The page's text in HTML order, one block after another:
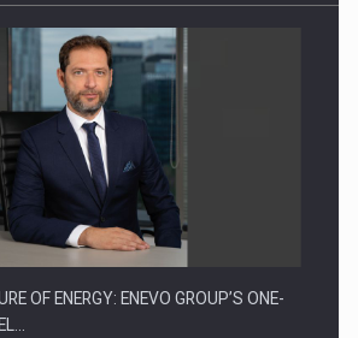
OF ENERGY: ENEVO GROUP’S ONE-